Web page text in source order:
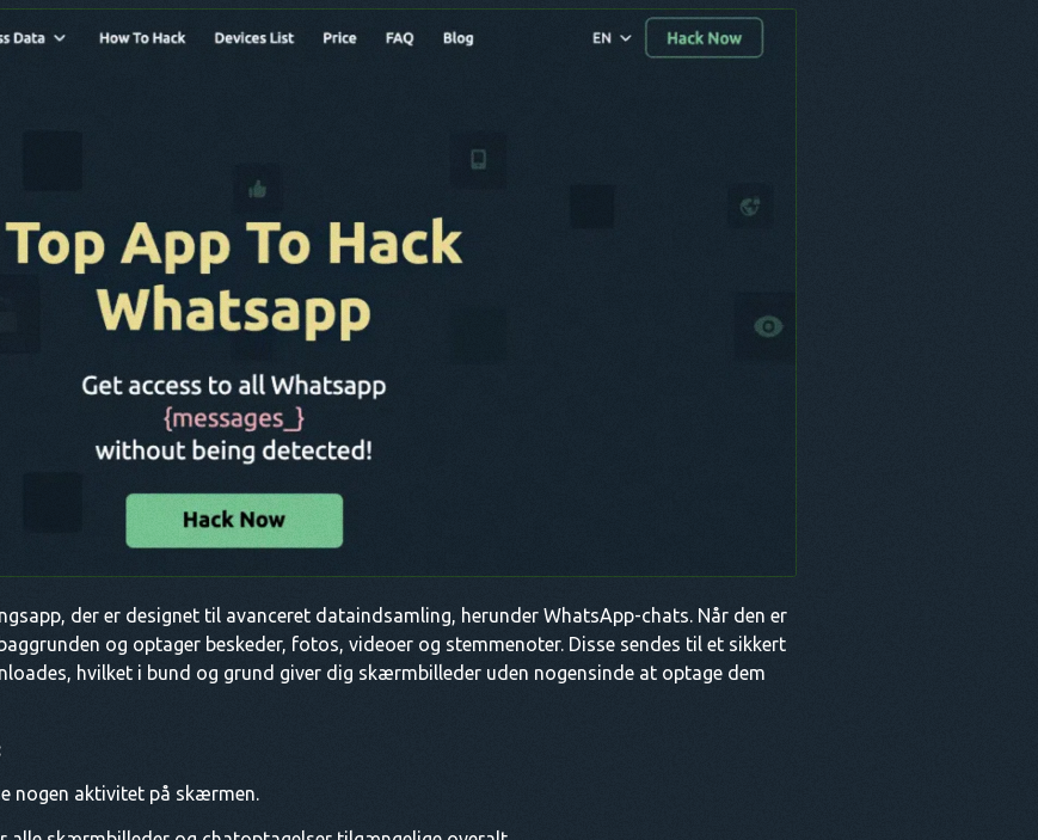
der er designet til avanceret dataindsamling, herunder WhatsApp-chats. Når den er
og optager beskeder, fotos, videoer og stemmenoter. Disse sendes til et sikkert
hvilket i bund og grund giver dig skærmbilleder uden nogensinde at optage dem
nogen aktivitet på skærmen.